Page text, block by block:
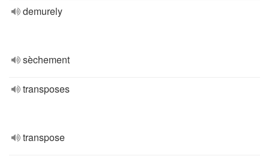
demurely
sèchement
transposes
transpose